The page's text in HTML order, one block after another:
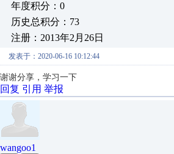
年度积分：0
历史总积分：73
注册：2013年2月26日
发表于：2020-06-16 10:12:44
谢谢分享，学习一下
回复 引用 举报
wangoo1